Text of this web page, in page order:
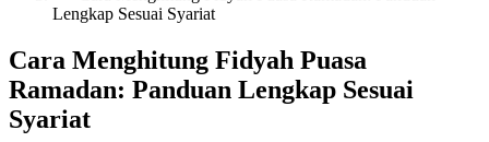
Lengkap Sesuai Syariat
Cara Menghitung Fidyah Puasa
Ramadan: Panduan Lengkap Sesuai
Syariat